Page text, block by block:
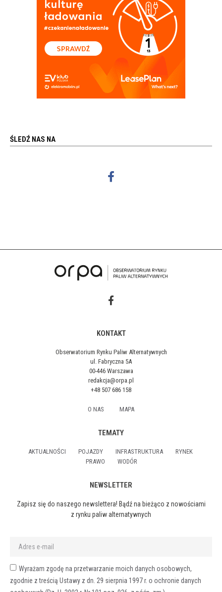
ŚLEDŹ NAS NA
KONTAKT
Obserwatorium Rynku Paliw Alternatywnych
ul. Fabryczna 5A
00-446 Warszawa
redakcja@orpa.pl
+48 507 686 158
O NAS MAPA
TEMATY
AKTUALNOŚCI POJAZDY INFRASTRUKTURA
RYNEK
PRAWO
WODÓR
NEWSLETTER
Zapisz się do naszego newslettera! Bądź na bieżąco z nowościami
z rynku paliw alternatywnych
Wyrażam zgodę na przetwarzanie moich danych osobowych,
zgodnie z treścią Ustawy z dn. 29 sierpnia 1997 r. o ochronie danych